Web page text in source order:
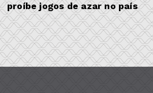
proíbe jogos de azar no país